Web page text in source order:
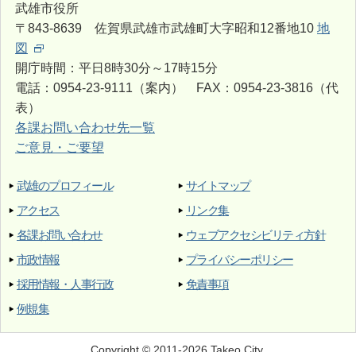
武雄市役所
〒843-8639 佐賀県武雄市武雄町大字昭和12番地10 地
図
開庁時間：平日8時30分～17時15分
電話：0954-23-9111（案内） FAX：0954-23-3816（代
表）
各課お問い合わせ先一覧
ご意見・ご要望
武雄のプロフィール
アクセス
各課お問い合わせ
市政情報
採用情報・人事行政
例規集
サイトマップ
リンク集
ウェブアクセシビリティ方針
プライバシーポリシー
免責事項